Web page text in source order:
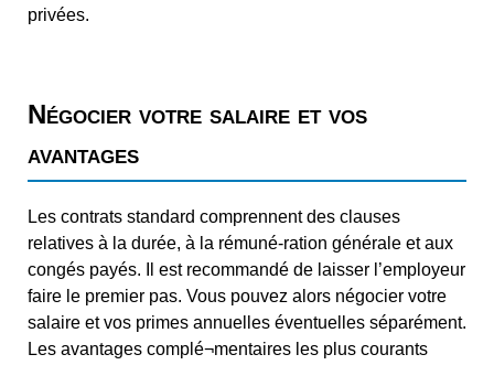
privées.
Négocier votre salaire et vos
avantages
Les contrats standard comprennent des clauses
relatives à la durée, à la rémuné-ration générale et aux
congés payés. Il est recommandé de laisser l’employeur
faire le premier pas. Vous pouvez alors négocier votre
salaire et vos primes annuelles éventuelles séparément.
Les avantages complé¬mentaires les plus courants